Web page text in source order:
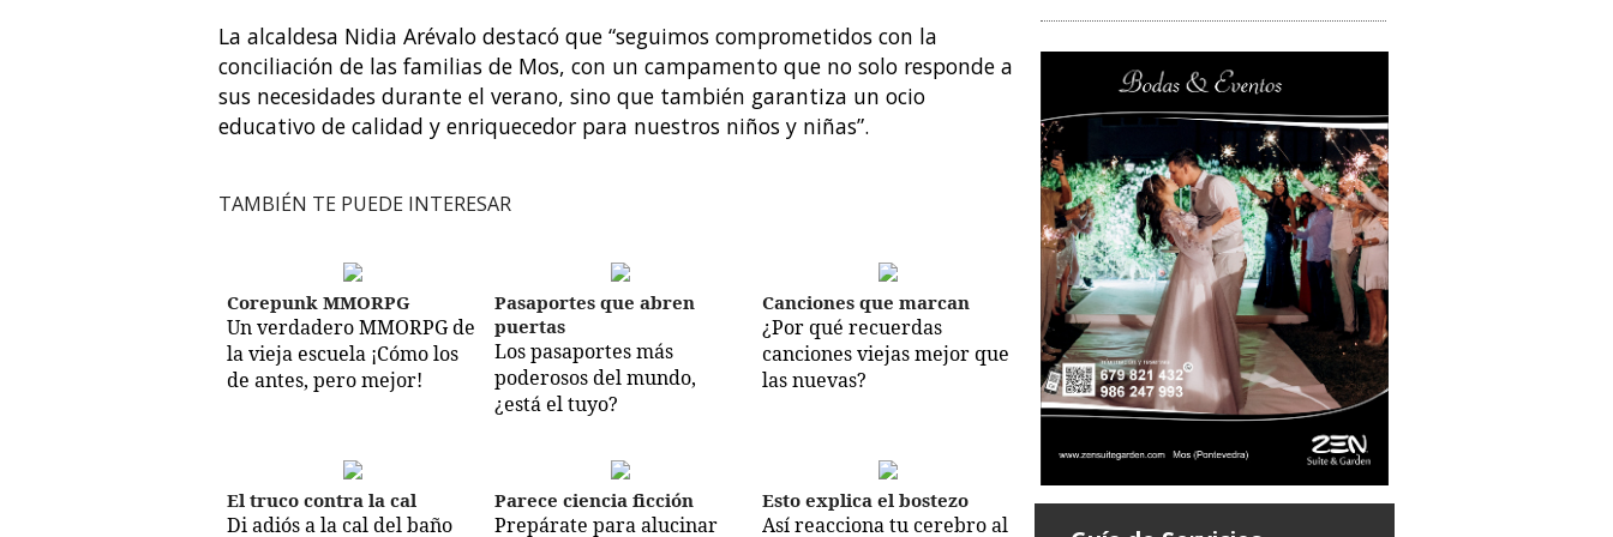
La alcaldesa Nidia Arévalo destacó que “seguimos comprometidos con la
conciliación de las familias de Mos, con un campamento que no solo responde a
sus necesidades durante el verano, sino que también garantiza un ocio
educativo de calidad y enriquecedor para nuestros niños y niñas”.
TAMBIÉN TE PUEDE INTERESAR
Corepunk MMORPG
Un verdadero MMORPG de
la vieja escuela ¡Cómo los
de antes, pero mejor!
Pasaportes que abren
puertas
Los pasaportes más
poderosos del mundo,
¿está el tuyo?
Canciones que marcan
¿Por qué recuerdas
canciones viejas mejor que
las nuevas?
El truco contra la cal
Di adiós a la cal del baño
Parece ciencia ficción
Prepárate para alucinar
Esto explica el bostezo
Así reacciona tu cerebro al